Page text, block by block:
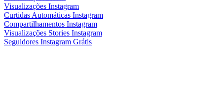
Visualizações Instagram
Curtidas Automáticas Instagram
Compartilhamentos Instagram
Visualizações Stories Instagram
Seguidores Instagram Grátis